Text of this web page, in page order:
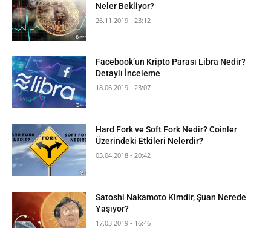
Neler Bekliyor?
26.11.2019 - 23:12
Facebook’un Kripto Parası Libra Nedir?
Detaylı İnceleme
18.06.2019 - 23:07
Hard Fork ve Soft Fork Nedir? Coinler
Üzerindeki Etkileri Nelerdir?
03.04.2018 - 20:42
Satoshi Nakamoto Kimdir, Şuan Nerede
Yaşıyor?
17.03.2019 - 16:46